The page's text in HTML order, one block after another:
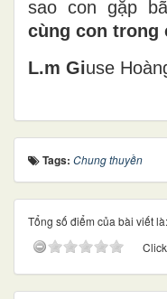
sao con gặp
cùng con trong
L.m Giuse Ho
Tags: Chung thuyền
Tổng số điểm của bài viết